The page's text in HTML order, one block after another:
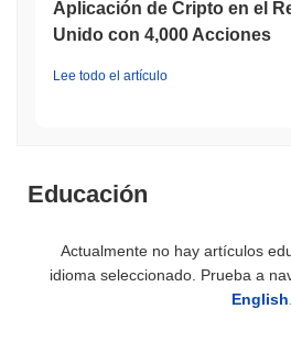
Aplicación de Cripto en el
Unido con 4,000 Acciones
Lee todo el artículo
Educación
Actualmente no hay artículos
idioma seleccionado. Prueba a
English